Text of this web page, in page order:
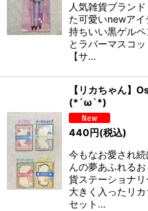
人気雑貨ブラン
た可愛いnewア
持ちいい黒ゲル
とラバーマスコ
【サ…
【リカちゃん】
(*´ω`*)
440円(税込)
今もなお愛され
んの夢あふれる
貨ステーショナ
大きく入ったリ
セット…